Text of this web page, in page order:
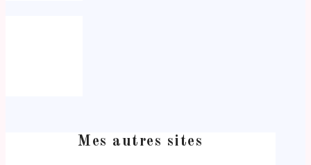
Mes autres sites